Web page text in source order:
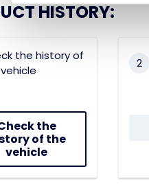
HISTORY:
the history of
the
of the
vehicle
2